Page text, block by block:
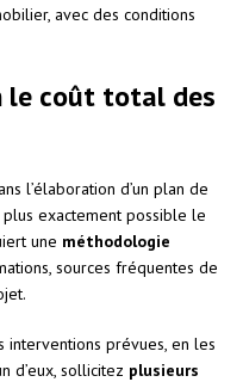
avec des conditions
le coût total des
l’élaboration d’un plan de
exactement possible le
une méthodologie
sources fréquentes de
interventions prévues, en les
d’eux, sollicitez plusieurs